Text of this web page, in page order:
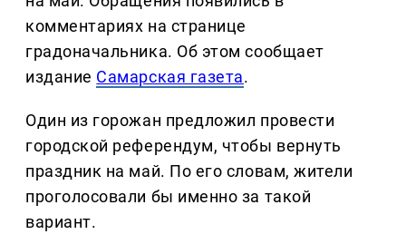
комментариях на странице
градоначальника. Об этом сообщает
издание Самарская газета.
Один из горожан предложил провести
городской референдум, чтобы вернуть
праздник на май. По его словам, жители
проголосовали бы именно за такой
вариант.